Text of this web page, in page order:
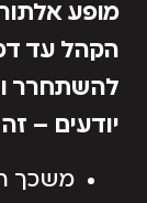
מופע
הקהל עד
להשתחרר
יודעים –
משכך